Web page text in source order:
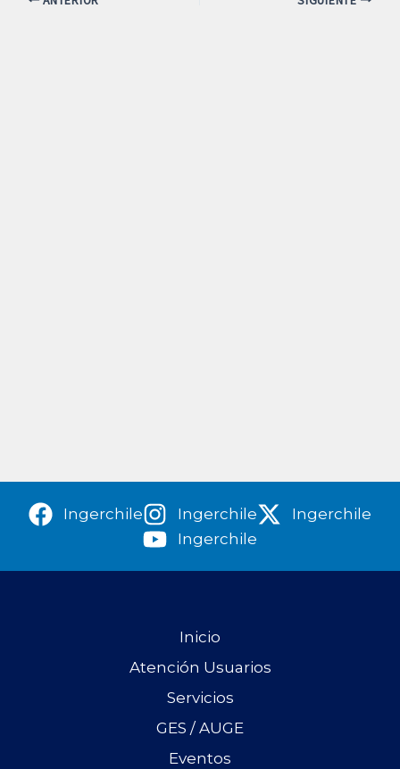
Ingerchile Ingerchile
Ingerchile
Ingerchile
Inicio
Atención Usuarios
Servicios
GES / AUGE
Eventos